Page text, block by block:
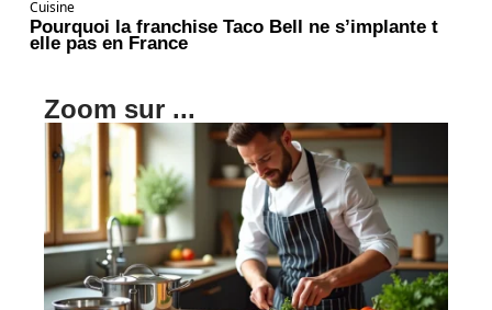
Cuisine
Pourquoi la franchise Taco Bell ne s’implante t
elle pas en France
Zoom sur ...